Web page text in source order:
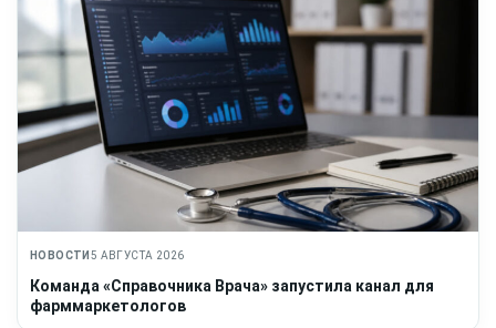
НОВОСТИ 5 АВГУСТА 2026
Команда «Справочника Врача» запустила канал для
фарммаркетологов